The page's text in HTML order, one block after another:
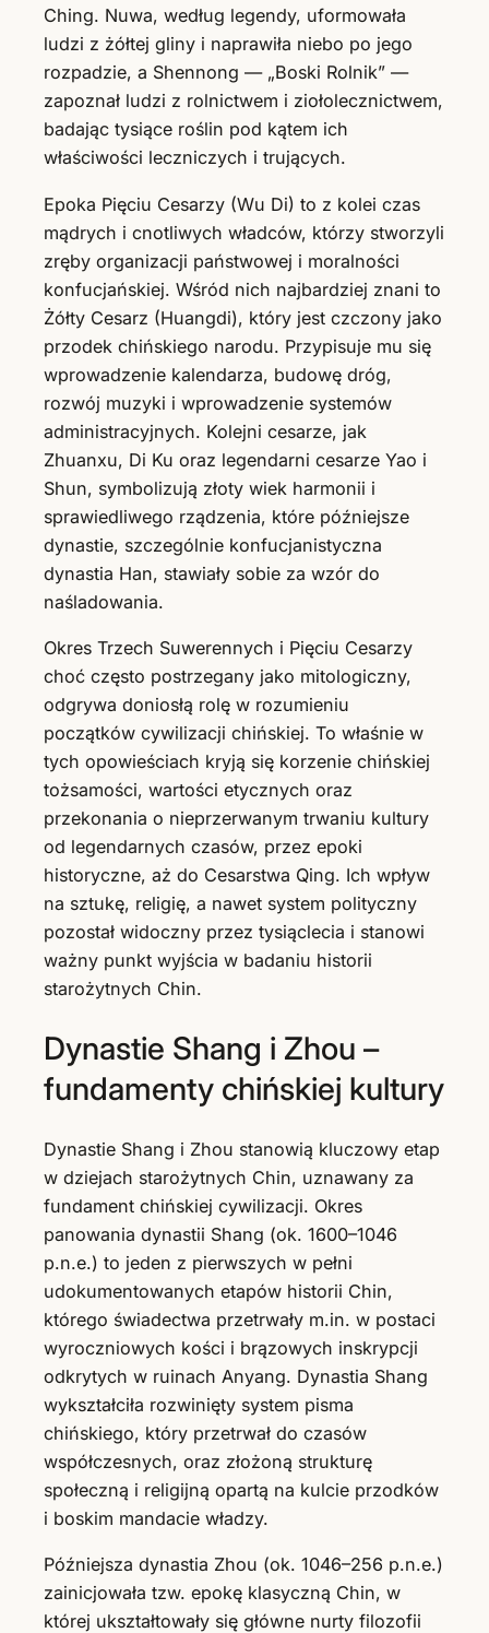
Ching. Nuwa, według legendy, uformowała
ludzi z żółtej gliny i naprawiła niebo po jego
rozpadzie, a Shennong — „Boski Rolnik” —
zapoznał ludzi z rolnictwem i ziołolecznictwem,
badając tysiące roślin pod kątem ich
właściwości leczniczych i trujących.
Epoka Pięciu Cesarzy (Wu Di) to z kolei czas
mądrych i cnotliwych władców, którzy stworzyli
zręby organizacji państwowej i moralności
konfucjańskiej. Wśród nich najbardziej znani to
Żółty Cesarz (Huangdi), który jest czczony jako
przodek chińskiego narodu. Przypisuje mu się
wprowadzenie kalendarza, budowę dróg,
rozwój muzyki i wprowadzenie systemów
administracyjnych. Kolejni cesarze, jak
Zhuanxu, Di Ku oraz legendarni cesarze Yao i
Shun, symbolizują złoty wiek harmonii i
sprawiedliwego rządzenia, które późniejsze
dynastie, szczególnie konfucjanistyczna
dynastia Han, stawiały sobie za wzór do
naśladowania.
Okres Trzech Suwerennych i Pięciu Cesarzy
choć często postrzegany jako mitologiczny,
odgrywa doniosłą rolę w rozumieniu
początków cywilizacji chińskiej. To właśnie w
tych opowieściach kryją się korzenie chińskiej
tożsamości, wartości etycznych oraz
przekonania o nieprzerwanym trwaniu kultury
od legendarnych czasów, przez epoki
historyczne, aż do Cesarstwa Qing. Ich wpływ
na sztukę, religię, a nawet system polityczny
pozostał widoczny przez tysiąclecia i stanowi
ważny punkt wyjścia w badaniu historii
starożytnych Chin.
Dynastie Shang i Zhou –
fundamenty chińskiej kultury
Dynastie Shang i Zhou stanowią kluczowy etap
w dziejach starożytnych Chin, uznawany za
fundament chińskiej cywilizacji. Okres
panowania dynastii Shang (ok. 1600–1046
p.n.e.) to jeden z pierwszych w pełni
udokumentowanych etapów historii Chin,
którego świadectwa przetrwały m.in. w postaci
wyroczniowych kości i brązowych inskrypcji
odkrytych w ruinach Anyang. Dynastia Shang
wykształciła rozwinięty system pisma
chińskiego, który przetrwał do czasów
współczesnych, oraz złożoną strukturę
społeczną i religijną opartą na kulcie przodków
i boskim mandacie władzy.
Późniejsza dynastia Zhou (ok. 1046–256 p.n.e.)
zainicjowała tzw. epokę klasyczną Chin, w
której ukształtowały się główne nurty filozofii